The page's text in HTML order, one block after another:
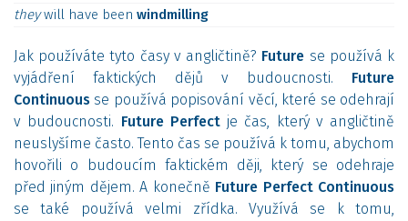
theywill have been windmilling
Jak používáte tyto časy v angličtině? Future se používá k
vyjádření faktických dějů v budoucnosti. Future
Continuous se používá popisování věcí, které se odehrají
v budoucnosti. Future Perfectje čas, který v angličtině
neuslyšíme často. Tento čas se používá k tomu, abychom
hovořili o budoucím faktickém ději, který se odehraje
před jiným dějem. A konečně Future Perfect Continuous
se také používá velmi zřídka. Využívá se k tomu,